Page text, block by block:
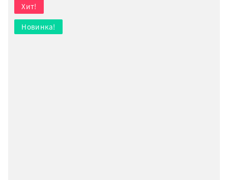
Хит!
Новинка!